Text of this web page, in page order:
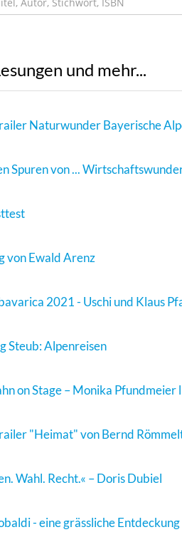
und mehr...
Naturwunder Bayerische
Spuren von ...
von Ewald Arenz
2021 - Uschi und Klaus
Steub: Alpenreisen
on Stage – Monika Pfundmeier
"Heimat" von Bernd
Wahl. Recht.« – Doris Dubiel
- eine grässliche Entdeckung